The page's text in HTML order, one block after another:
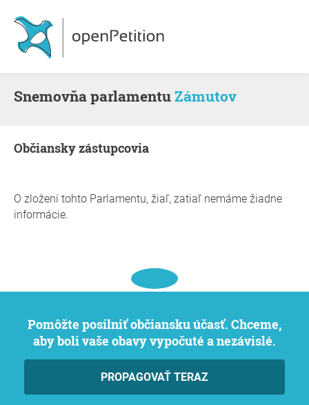
snemovňa parlamentuZámutov
občiansky zástupcovia
O zložení tohto Parlamentu, žiaľ, zatiaľ nemáme žiadne
informácie.
Pomôžte posilniť občiansku účasť. Chceme,
aby boli vaše obavy vypočuté a nezávislé.
PROPAGOVAŤ TERAZ